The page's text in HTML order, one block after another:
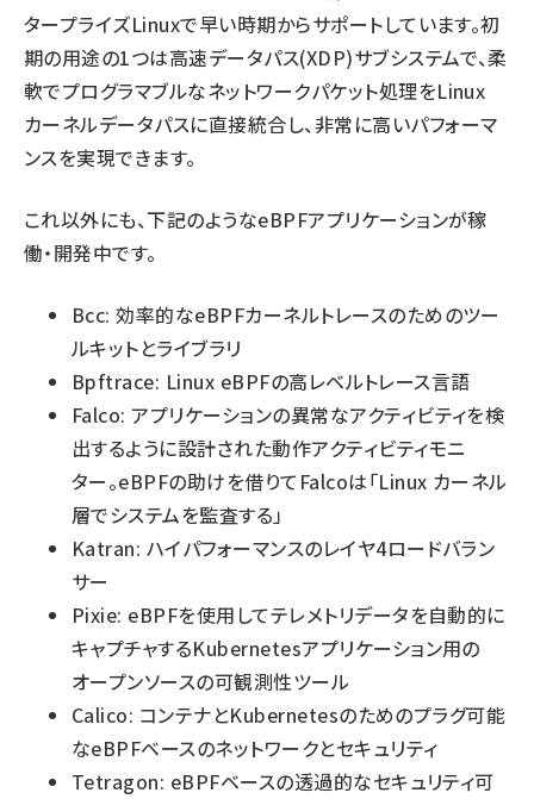
タープライズLinuxで早い時期からサポートしています。初
期の用途の1つは高速データパス(XDP)サブシステムで、柔
軟でプログラマブルなネットワークパケット処理をLinux
カーネルデータパスに直接統合し、非常に高いパフォーマ
ンスを実現できます。
これ以外にも、下記のようなeBPFアプリケーションが稼
働・開発中です。
Bcc: 効率的なeBPFカーネルトレースのためのツー
ルキットとライブラリ
Bpftrace: Linux eBPFの高レベルトレース言語
Falco: アプリケーションの異常なアクティビティを検
出するように設計された動作アクティビティモニ
ター。eBPFの助けを借りてFalcoは「Linux カーネル
層でシステムを監査する」
Katran: ハイパフォーマンスのレイヤ4ロードバラン
サー
Pixie: eBPFを使用してテレメトリデータを自動的に
キャプチャするKubernetesアプリケーション用の
オープンソースの可観測性ツール
Calico: コンテナとKubernetesのためのプラグ可能
なeBPFベースのネットワークとセキュリティ
Tetragon: eBPFベースの透過的なセキュリティ可